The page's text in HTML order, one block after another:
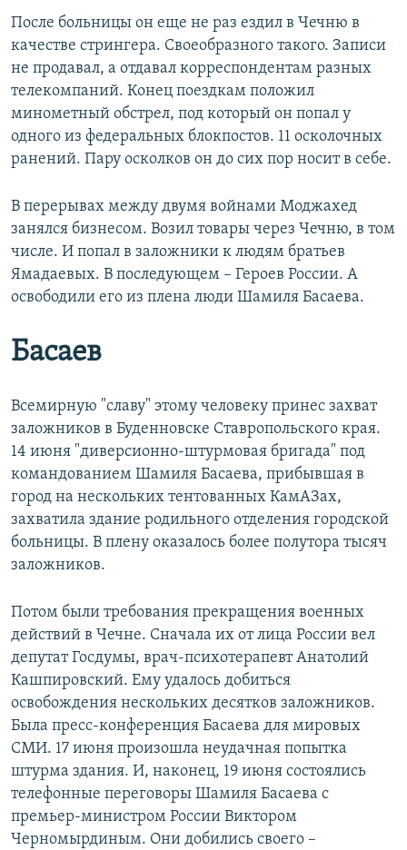
После больницы он еще не раз ездил в Чечню в
качестве стрингера. Своеобразного такого. Записи
не продавал, а отдавал корреспондентам разных
телекомпаний. Конец поездкам положил
минометный обстрел, под который он попал у
одного из федеральных блокпостов. 11 осколочных
ранений. Пару осколков он до сих пор носит в себе.
В перерывах между двумя войнами Моджахед
занялся бизнесом. Возил товары через Чечню, в том
числе. И попал в заложники к людям братьев
Ямадаевых. В последующем – Героев России. А
освободили его из плена люди Шамиля Басаева.
Басаев
Всемирную "славу" этому человеку принес захват
заложников в Буденновске Ставропольского края.
14 июня "диверсионно-штурмовая бригада" под
командованием Шамиля Басаева, прибывшая в
город на нескольких тентованных КамАЗах,
захватила здание родильного отделения городской
больницы. В плену оказалось более полутора тысяч
заложников.
Потом были требования прекращения военных
действий в Чечне. Сначала их от лица России вел
депутат Госдумы, врач-психотерапевт Анатолий
Кашпировский. Ему удалось добиться
освобождения нескольких десятков заложников.
Была пресс-конференция Басаева для мировых
СМИ. 17 июня произошла неудачная попытка
штурма здания. И, наконец, 19 июня состоялись
телефонные переговоры Шамиля Басаева с
премьер-министром России Виктором
Черномырдиным. Они добились своего –